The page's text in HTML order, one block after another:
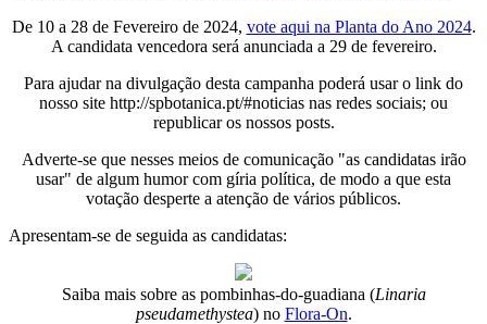
De 10 a 28 de Fevereiro de 2024, vote aqui na Planta do Ano 2024.
A candidata vencedora será anunciada a 29 de fevereiro.
Para ajudar na divulgação desta campanha poderá usar o link do
nosso site http://spbotanica.pt/#noticias nas redes sociais; ou
republicar os nossos posts.
Adverte-se que nesses meios de comunicação "as candidatas irão
usar" de algum humor com gíria política, de modo a que esta
votação desperte a atenção de vários públicos.
Apresentam-se de seguida as candidatas:
Saiba mais sobre as pombinhas-do-guadiana (Linaria
pseudamethystea) no Flora-On.